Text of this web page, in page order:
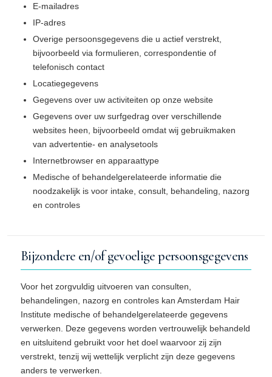
E-mailadres
IP-adres
Overige persoonsgegevens die u actief verstrekt,
bijvoorbeeld via formulieren, correspondentie of
telefonisch contact
Locatiegegevens
Gegevens over uw activiteiten op onze website
Gegevens over uw surfgedrag over verschillende
websites heen, bijvoorbeeld omdat wij gebruikmaken
van advertentie- en analysetools
Internetbrowser en apparaattype
Medische of behandelgerelateerde informatie die
noodzakelijk is voor intake, consult, behandeling, nazorg
en controles
Bijzondere en/of gevoelige persoonsgegevens
Voor het zorgvuldig uitvoeren van consulten,
behandelingen, nazorg en controles kan Amsterdam Hair
Institute medische of behandelgerelateerde gegevens
verwerken. Deze gegevens worden vertrouwelijk behandeld
en uitsluitend gebruikt voor het doel waarvoor zij zijn
verstrekt, tenzij wij wettelijk verplicht zijn deze gegevens
anders te verwerken.